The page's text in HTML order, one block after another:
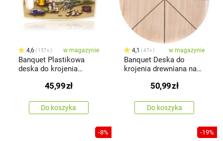
4,6 157x w magazynie
Banquet Plastikowa
deska do krojenia
45,99zł
Do koszyka
4,1 47x w magazynie
Banquet Deska do
krojenia drewniana na
50,99zł
Do koszyka
-8% -19%